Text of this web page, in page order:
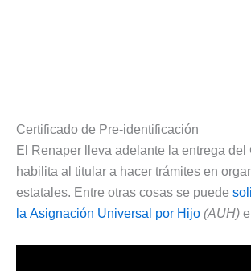
Certificado de Pre-identificación
El Renaper lleva adelante la entrega del
habilita al titular a hacer trámites en
estatales. Entre otras cosas se puede
la Asignación Universal por Hijo (AUH)